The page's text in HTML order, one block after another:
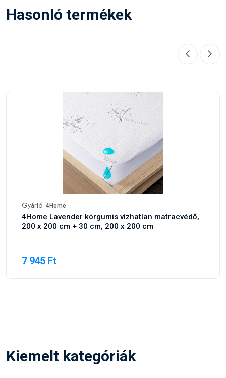
Hasonló termékek
Gyártó: 4Home
4Home Lavender körgumis vízhatlan matracvédő,
200 x 200 cm + 30 cm, 200 x 200 cm
7 945 Ft
Kiemelt kategóriák